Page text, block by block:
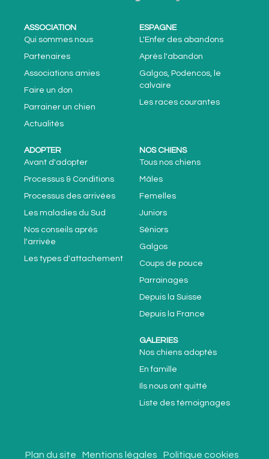
ASSOCIATION
Qui sommes nous
Partenaires
Associations amies
Faire un don
Parrainer un chien
Actualités
ESPAGNE
L'Enfer des abandons
Après l'abandon
Galgos, Podencos, le
calvaire
Les races courantes
ADOPTER
Avant d'adopter
Processus & Conditions
Processus des arrivées
Les maladies du Sud
Nos conseils après
l'arrivée
Les types d'attachement
NOS CHIENS
Tous nos chiens
Mâles
Femelles
Juniors
Séniors
Galgos
Coups de pouce
Parrainages
Depuis la Suisse
Depuis la France
GALERIES
Nos chiens adoptés
En famille
Ils nous ont quitté
Liste des témoignages
Plan du site Mentions légales
Politique cookies